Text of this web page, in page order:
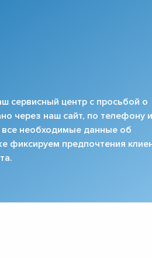
сервисный центр с просьбой о
через наш сайт, по телефону
необходимые данные об
фиксируем предпочтения